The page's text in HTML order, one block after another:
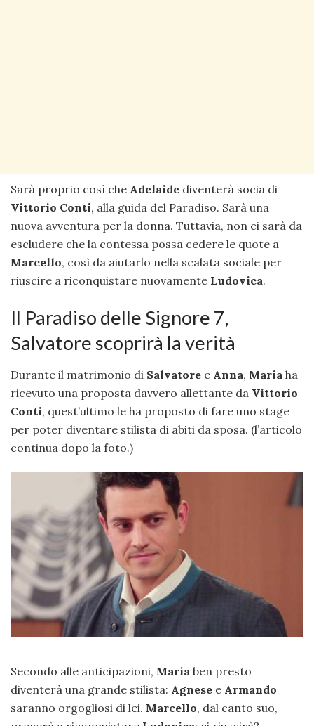
Sarà proprio così che Adelaide diventerà socia di
Vittorio Conti, alla guida del Paradiso. Sarà una
nuova avventura per la donna. Tuttavia, non ci sarà da
escludere che la contessa possa cedere le quote a
Marcello, così da aiutarlo nella scalata sociale per
riuscire a riconquistare nuovamente Ludovica.
Il Paradiso delle Signore 7,
Salvatore scoprirà la verità
Durante il matrimonio di Salvatore e Anna, Maria ha
ricevuto una proposta davvero allettante da Vittorio
Conti, quest’ultimo le ha proposto di fare uno stage
per poter diventare stilista di abiti da sposa. (l’articolo
continua dopo la foto.)
Secondo alle anticipazioni, Maria ben presto
diventerà una grande stilista: Agnese e Armando
saranno orgogliosi di lei. Marcello, dal canto suo,